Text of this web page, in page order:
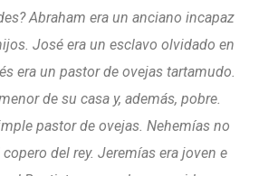
Abraham era un anciano incapaz
José era un esclavo olvidado en
era un pastor de ovejas tartamudo.
de su casa y, además, pobre.
pastor de ovejas. Nehemías no
del rey. Jeremías era joven e